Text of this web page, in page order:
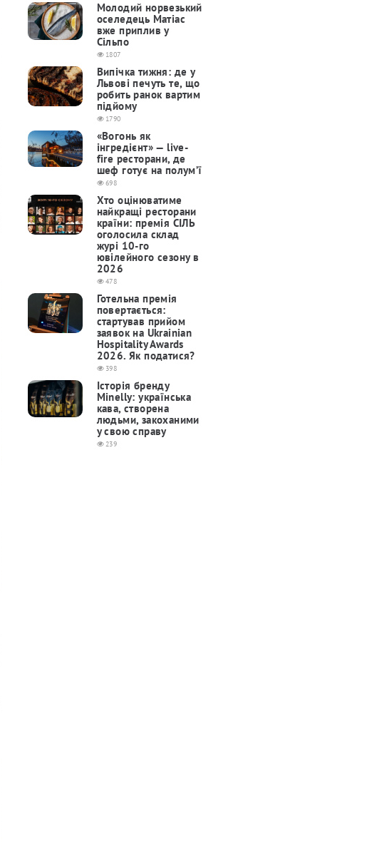
Молодий норвезький
оселедець Матіас
вже приплив у
Сільпо
1807
Випічка тижня: де у
Львові печуть те, що
робить ранок вартим
підйому
1790
«Вогонь як
інгредієнт» — live-
fire ресторани, де
шеф готує на полум’ї
698
Хто оцінюватиме
найкращі ресторани
країни: премія СІЛЬ
оголосила склад
журі 10-го
ювілейного сезону в
2026
478
Готельна премія
повертається:
cтартував прийом
заявок на Ukrainian
Hospitality Awards
2026. Як податися?
398
Історія бренду
Minelly: українська
кава, створена
людьми, закоханими
у свою справу
239